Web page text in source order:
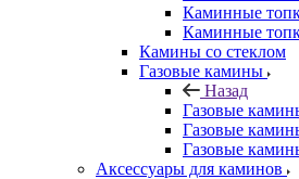
Каминные
Каминные
Камины со стеклом
Газовые камины
Назад
Газовые
Газовые
Газовые
Аксессуары для каминов